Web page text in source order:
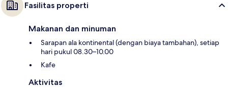
Fasilitas properti
Makanan dan minuman
Sarapan ala kontinental (dengan biaya tambahan), setiap
hari pukul 08.30–10.00
Kafe
Aktivitas